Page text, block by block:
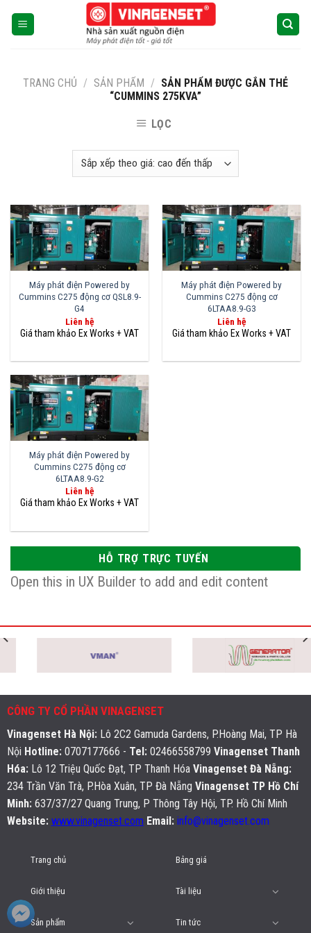
TRANG CHỦ / SẢN PHẨM / SẢN PHẨM ĐƯỢC GẮN THẺ
“CUMMINS 275KVA”
LỌC
HỖ TRỢ TRỰC TUYẾN
Open this in UX Builder to add and edit content
Máy phát điện Powered by
Cummins C275 động cơ QSL8.9-
G4
Liên hệ
Máy phát điện Powered by
Cummins C275 động cơ
6LTAA8.9-G3
Liên hệ
Máy phát điện Powered by
Cummins C275 động cơ
6LTAA8.9-G2
Liên hệ
CÔNG TY CỔ PHẦN VINAGENSET
Vinagenset Hà Nội: Lô 2C2 Gamuda Gardens, P.Hoàng Mai, TP Hà
Nội Hotline: 0707177666 - Tel:02466558799 Vinagenset Thanh
Hóa: Lô 12 Triệu Quốc Đạt, TP Thanh Hóa Vinagenset Đà Nẵng:
234 Trần Văn Trà, P.Hòa Xuân, TP Đà Nẵng Vinagenset TP Hồ Chí
Minh: 637/37/27 Quang Trung, P Thông Tây Hội, TP. Hồ Chí Minh
Website: www.vinagenset.com Email: info@vinagenset.com
Trang chủ
Giới thiệu
Sản phẩm
Bảng giá
Tài liệu
Tin tức